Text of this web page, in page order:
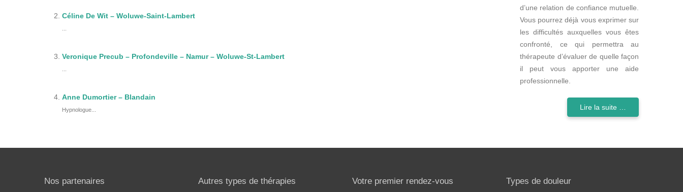
Céline De Wit – Woluwe-Saint-Lambert
Veronique Precub – Profondeville – Namur – Woluwe-St-Lambert
Anne Dumortier – Blandain
Hypnologue...
d’une relation de confiance mutuelle.
Vous pourrez déjà vous exprimer sur
les difficultés auxquelles vous êtes
confronté, ce qui permettra au
thérapeute d’évaluer de quelle façon
il peut vous apporter une aide
professionnelle.
Lire la suite …
Nos partenaires Autres types de thérapies Votre premier rendez-vous Types de douleur